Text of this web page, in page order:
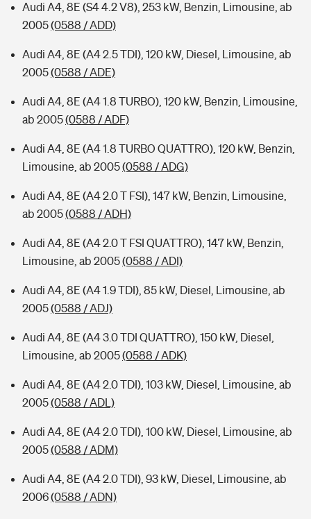
Audi A4, 8E (S4 4.2 V8), 253 kW, Benzin, Limousine, ab
2005(0588 / ADD)
Audi A4, 8E (A4 2.5 TDI), 120 kW, Diesel, Limousine, ab
2005(0588 / ADE)
Audi A4, 8E (A4 1.8 TURBO), 120 kW, Benzin, Limousine,
ab 2005(0588 / ADF)
Audi A4, 8E (A4 1.8 TURBO QUATTRO), 120 kW, Benzin,
Limousine, ab 2005(0588 / ADG)
Audi A4, 8E (A4 2.0 T FSI), 147 kW, Benzin, Limousine,
ab 2005(0588 / ADH)
Audi A4, 8E (A4 2.0 T FSI QUATTRO), 147 kW, Benzin,
Limousine, ab 2005(0588 / ADI)
Audi A4, 8E (A4 1.9 TDI), 85 kW, Diesel, Limousine, ab
2005(0588 / ADJ)
Audi A4, 8E (A4 3.0 TDI QUATTRO), 150 kW, Diesel,
Limousine, ab 2005(0588 / ADK)
Audi A4, 8E (A4 2.0 TDI), 103 kW, Diesel, Limousine, ab
2005(0588 / ADL)
Audi A4, 8E (A4 2.0 TDI), 100 kW, Diesel, Limousine, ab
2005(0588 / ADM)
Audi A4, 8E (A4 2.0 TDI), 93 kW, Diesel, Limousine, ab
2006(0588 / ADN)